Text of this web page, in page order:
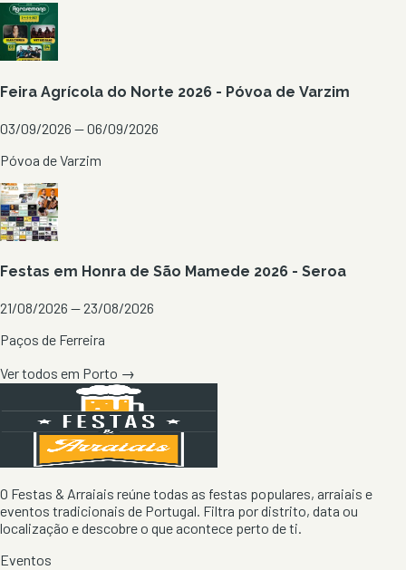
Feira Agrícola do Norte 2026 - Póvoa de Varzim
03/09/2026 — 06/09/2026
Póvoa de Varzim
Festas em Honra de São Mamede 2026 - Seroa
21/08/2026 — 23/08/2026
Paços de Ferreira
Ver todos em Porto →
O Festas & Arraiais reúne todas as festas populares, arraiais e
eventos tradicionais de Portugal. Filtra por distrito, data ou
localização e descobre o que acontece perto de ti.
Eventos